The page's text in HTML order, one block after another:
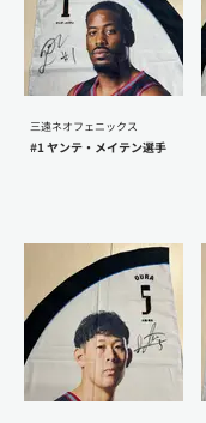
三遠ネオフェニックス
#1 ヤンテ・メイテン選手